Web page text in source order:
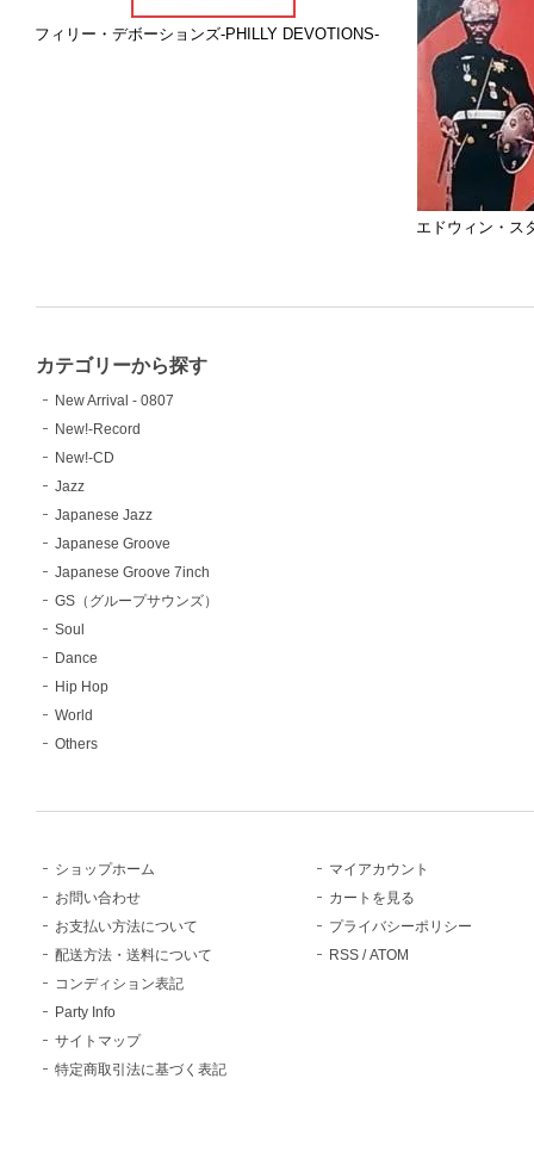
フィリー・デボーションズ-PHILLY DEVOTIONS-
エドウィン・ス
カテゴリーから探す
New Arrival - 0807
New!-Record
New!-CD
Jazz
Japanese Jazz
Japanese Groove
Japanese Groove 7inch
GS（グループサウンズ）
Soul
Dance
Hip Hop
World
Others
ショップホーム
お問い合わせ
お支払い方法について
配送方法・送料について
コンディション表記
Party Info
サイトマップ
特定商取引法に基づく表記
マイアカウント
カートを見る
プライバシーポリシー
RSS /ATOM